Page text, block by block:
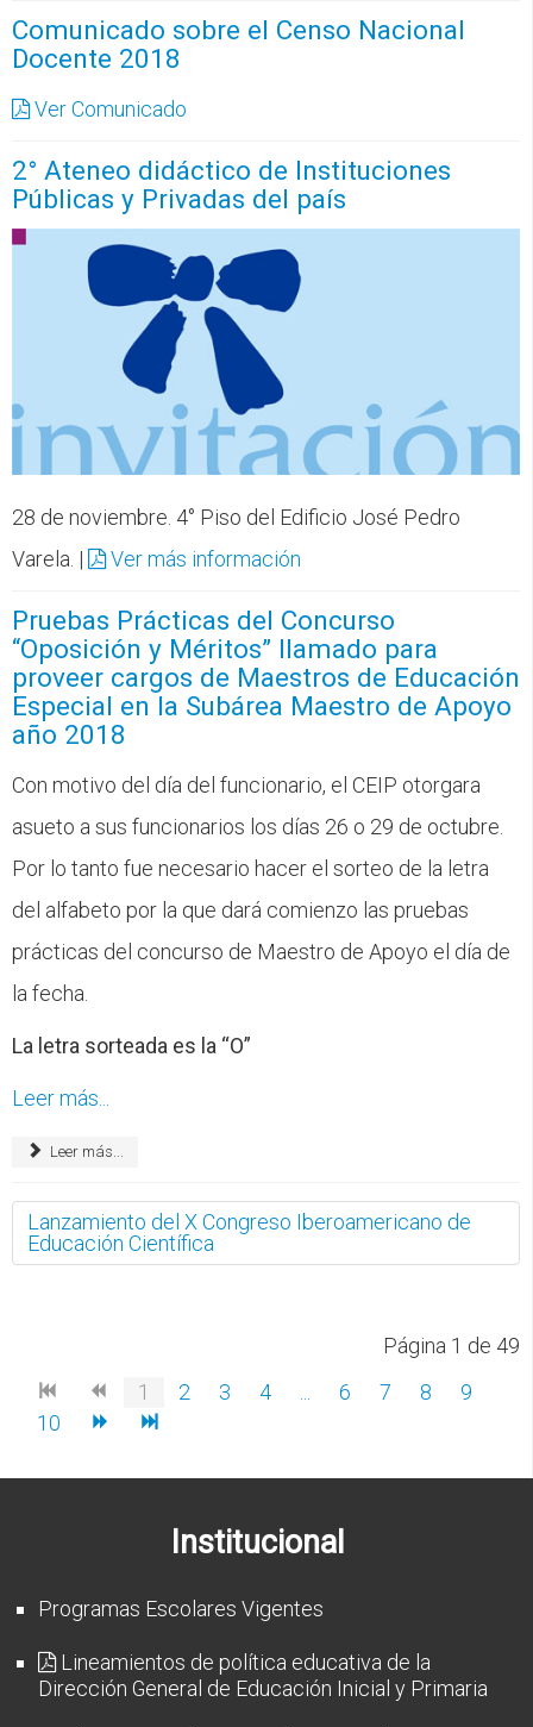
Comunicado sobre el Censo Nacional
Docente 2018
Ver Comunicado
2° Ateneo didáctico de Instituciones
Públicas y Privadas del país
28 de noviembre. 4° Piso del Edificio José Pedro
Varela. |
Ver más información
Pruebas Prácticas del Concurso
“Oposición y Méritos” llamado para
proveer cargos de Maestros de Educación
Especial en la Subárea Maestro de Apoyo
año 2018
Con motivo del día del funcionario, el CEIP otorgara
asueto a sus funcionarios los días 26 o 29 de octubre.
Por lo tanto fue necesario hacer el sorteo de la letra
del alfabeto por la que dará comienzo las pruebas
prácticas del concurso de Maestro de Apoyo el día de
la fecha.
La letra sorteada es la “O”
Leer más...
Leer más...
Lanzamiento del X Congreso Iberoamericano de
Educación Científica
Página 1 de 49
1
2 3 4 6 7 8
9
10
Institucional
Programas Escolares Vigentes
Lineamientos de política educativa de la
Dirección General de Educación Inicial y Primaria